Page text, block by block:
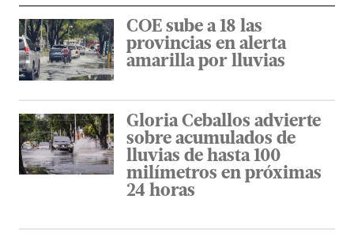
COE sube a 18 las
provincias en alerta
amarilla por lluvias
Gloria Ceballos advierte
sobre acumulados de
lluvias de hasta 100
milímetros en próximas
24 horas